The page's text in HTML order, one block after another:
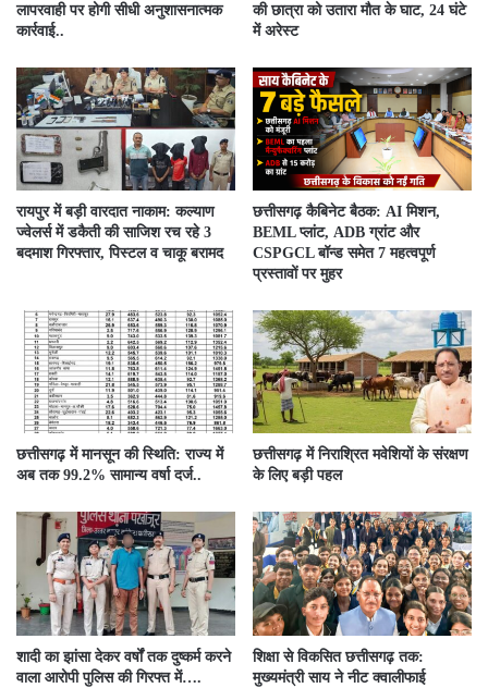
लापरवाही पर होगी सीधी अनुशासनात्मक
कार्रवाई..
की छात्रा को उतारा मौत के घाट, 24 घंटे
में अरेस्ट
रायपुर में बड़ी वारदात नाकाम: कल्याण
ज्वेलर्स में डकैती की साजिश रच रहे 3
बदमाश गिरफ्तार, पिस्टल व चाकू बरामद
छत्तीसगढ़ कैबिनेट बैठक: AI मिशन,
BEML प्लांट, ADB ग्रांट और
CSPGCL बॉन्ड समेत 7 महत्वपूर्ण
प्रस्तावों पर मुहर
छत्तीसगढ़ में मानसून की स्थिति: राज्य में
अब तक 99.2% सामान्य वर्षा दर्ज..
छत्तीसगढ़ में निराश्रित मवेशियों के संरक्षण
के लिए बड़ी पहल
शादी का झांसा देकर वर्षों तक दुष्कर्म करने
वाला आरोपी पुलिस की गिरफ्त में….
शिक्षा से विकसित छत्तीसगढ़ तक:
मुख्यमंत्री साय ने नीट क्वालीफाई